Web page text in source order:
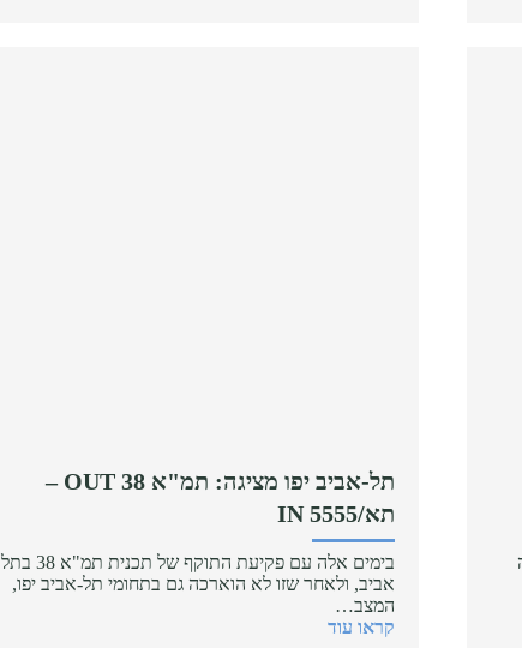
תל-אביב יפו מציגה: תמ"א 38 OUT –
תא/5555 IN
בימים אלה עם פקיעת התוקף של תכנית תמ"א 38 בתל
אביב, ולאחר שזו לא הוארכה גם בתחומי תל-אביב יפו,
המצב…
קראו עוד